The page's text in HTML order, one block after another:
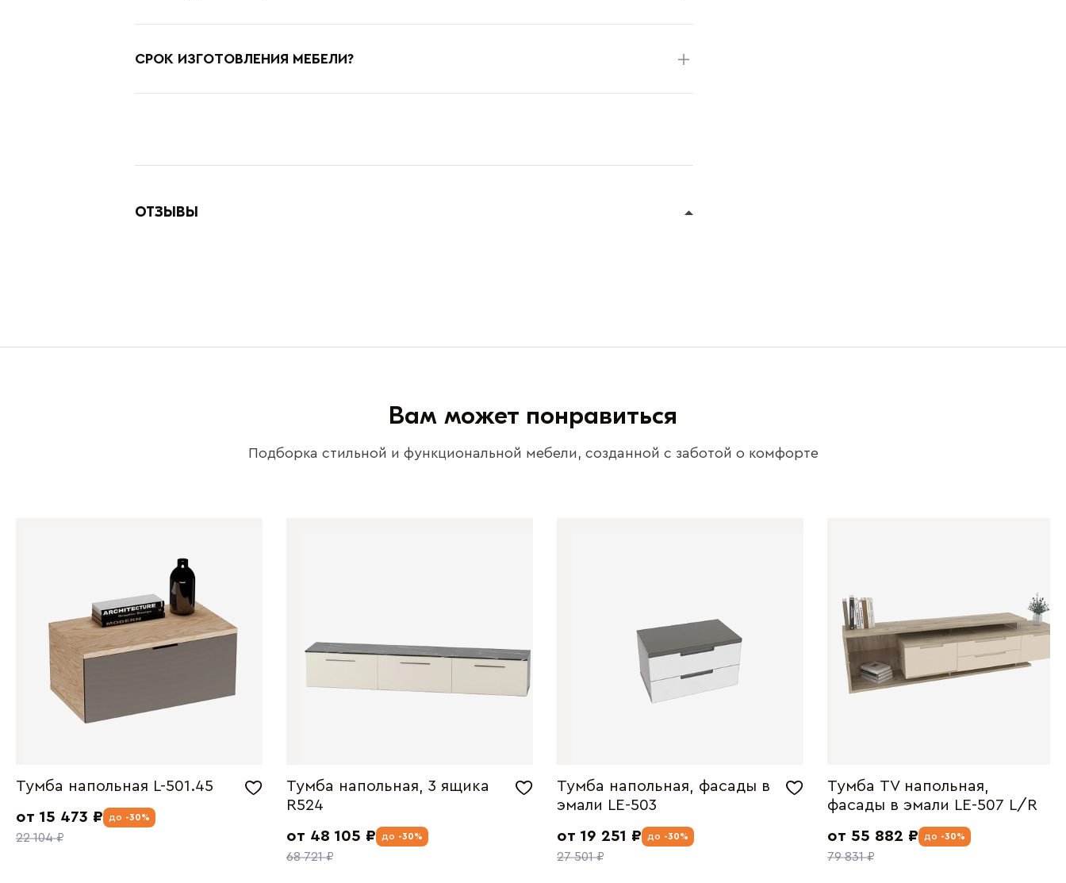
СРОК ИЗГОТОВЛЕНИЯ МЕБЕЛИ?
ОТЗЫВЫ
Вам может понравиться
Подборка стильной и функциональной мебели, созданной с заботой о комфорте
Тумба напольная L-501.45
от 15 473 ₽
22 104 ₽
до -30%
Тумба напольная, 3 ящика
R524
от 48 105 ₽
68 721 ₽
до -30%
Тумба напольная, фасады в
эмали LE-503
от 19 251 ₽
27 501 ₽
до -30%
Тумба TV напольная,
фасады в эмали LE-507 L/R
от 55 882 ₽
79 831 ₽
до -30%